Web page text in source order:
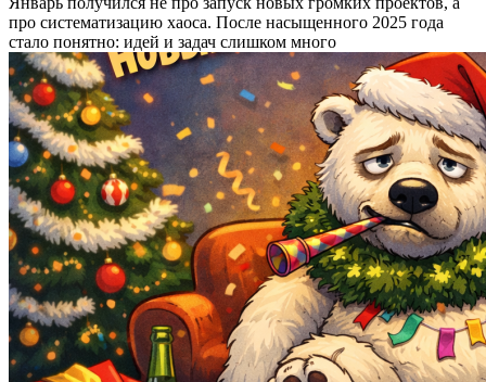
про систематизацию хаоса. После насыщенного 2025 года
стало понятно: идей и задач слишком много